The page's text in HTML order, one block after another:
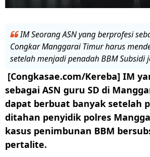
IM Seorang ASN yang berprofesi
Congkar Manggarai Timur harus
setelah menjadi penadah BBM Subsidi
[Congkasae.com/Kereba] IM
sebagai ASN guru SD di
dapat berbuat banyak setelah
ditahan penyidik polres
kasus penimbunan BBM
pertalite.